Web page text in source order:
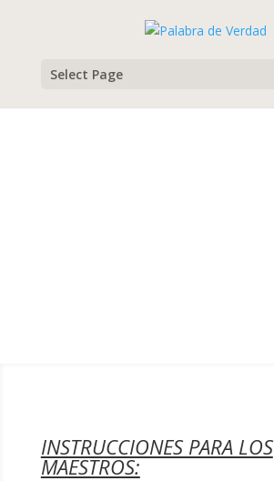
Select Page
INSTRUCCIONES PARA LOS
MAESTROS: